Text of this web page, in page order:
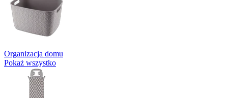
Organizacja domu
Pokaż wszystko